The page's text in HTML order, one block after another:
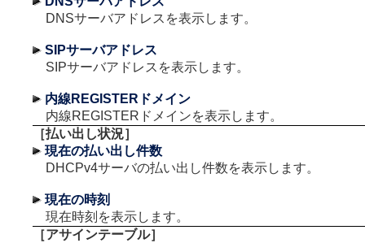
DNSサーバアドレスを表示します。
SIPサーバアドレス
SIPサーバアドレスを表示します。
内線REGISTERドメイン
内線REGISTERドメインを表示します。
［払い出し状況］
現在の払い出し件数
DHCPv4サーバの払い出し件数を表示します。
現在の時刻
現在時刻を表示します。
［アサインテーブル］